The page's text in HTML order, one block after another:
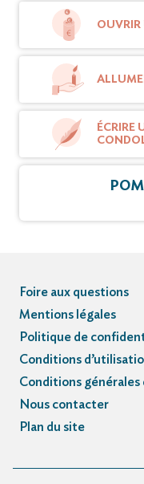
OUVRIR
ÉCRIRE
Foire aux questions
Mentions légales
Politique de
Conditions
Conditions générales
Nous contacter
Plan du site